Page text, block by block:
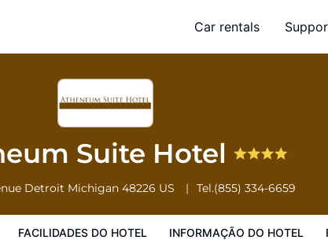
Car rentals
Suite Hotel
Detroit Michigan 48226 US Tel.(855) 334-6659
FACILIDADES DO HOTEL INFORMAÇÃO DO HOTEL
Regulamentos do Hotel